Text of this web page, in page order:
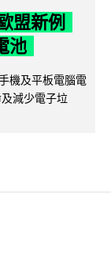
盟新例
池
機及平板電腦電
減少電子垃